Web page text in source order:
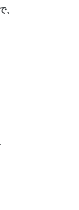
、